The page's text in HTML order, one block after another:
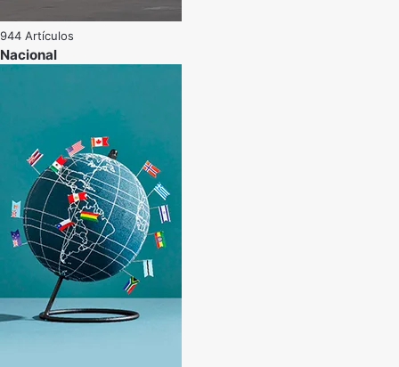
944 Artículos
Nacional